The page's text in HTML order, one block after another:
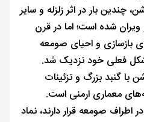
چندین بار در اثر زلزله و سایر
شده است؛ اما در قرن
بازسازی و احیای صومعه
فعلی خود نزدیک شد.
با گنبد بزرگ و تزئینات
معماری ارمنی است.
اطراف صومعه قرار دارند، نماد